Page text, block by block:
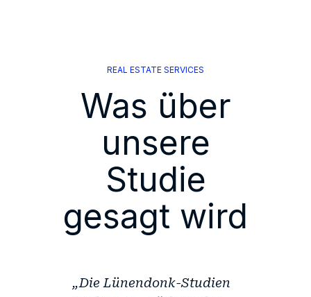
REAL ESTATE SERVICES
Was über
unsere
Studie
gesagt wird
„Die Lünendonk-Studien